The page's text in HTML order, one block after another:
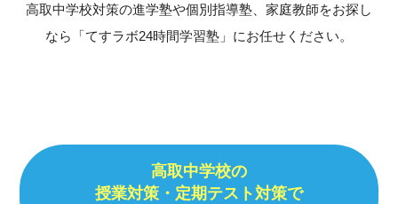
高取中学校対策の進学塾や個別指導塾、家庭教師をお探し
なら「てすラボ24時間学習塾」にお任せください。
高取中学校の
授業対策・定期テスト対策で